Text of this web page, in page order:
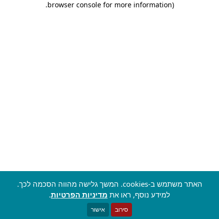
browser console for more information)
.
האתר משתמש ב-cookies. המשך גלישה מהווה הסכמה לכך.
למידע נוסף, ראו את מדיניות הפרטיות.
סירוב אישור